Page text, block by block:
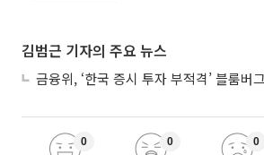
김범근 기자의 주요 뉴스
0 0 0